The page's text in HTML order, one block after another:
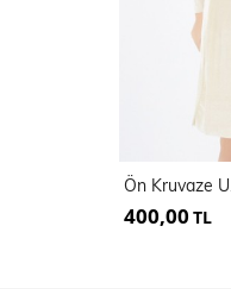
400,00 TL